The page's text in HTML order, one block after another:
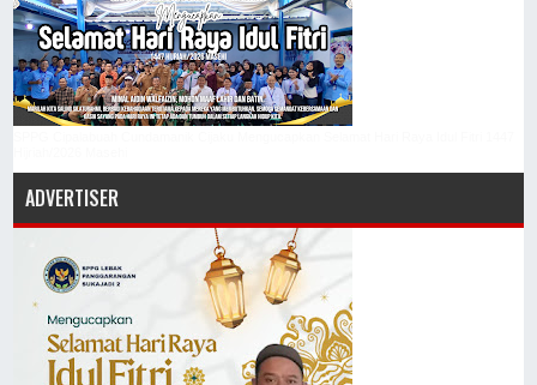
ADVERTISER